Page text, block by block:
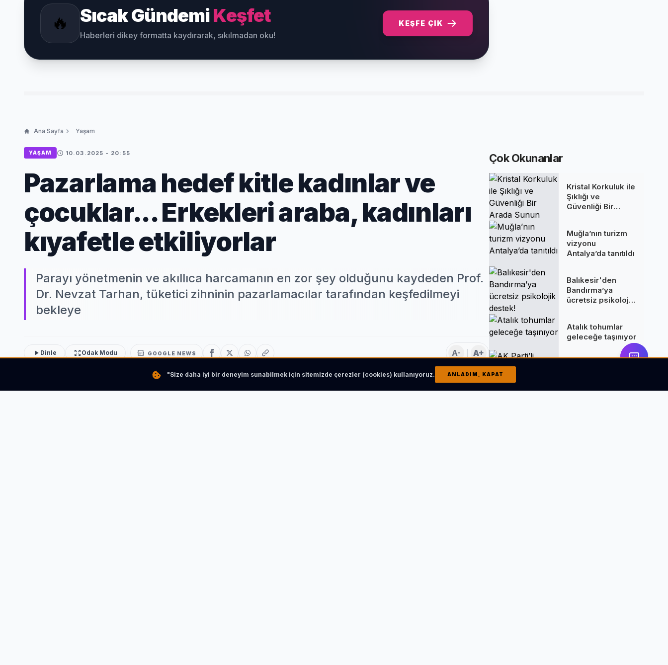
🔥 Sıcak GündemiKeşfet
Haberleri dikey formatta kaydırarak, sıkılmadan oku!
KEŞFE ÇIK
Ana Sayfa Yaşam
YAŞAM 10.03.2025 - 20:55
Pazarlama hedef kitle kadınlar ve
çocuklar... Erkekleri araba, kadınları
kıyafetle etkiliyorlar
Parayı yönetmenin ve akıllıca harcamanın en zor şey olduğunu kaydeden Prof.
Dr. Nevzat Tarhan, tüketici zihninin pazarlamacılar tarafından keşfedilmeyi
bekleye
Dinle Odak Modu GOOGLE NEWS A- A+
Çok Okunanlar
Kristal Korkuluk ile
Şıklığı ve
Güvenliği Bir
Muğla’nın turizm
vizyonu
Antalya’da tanıtıldı
Balıkesir'den
Bandırma’ya
ücretsiz psikolojik
Atalık tohumlar
geleceğe taşınıyor
değerlendirmesi
"Size daha iyi bir deneyim sunabilmek için sitemizde çerezler (cookies) kullanıyoruz. ANLADIM, KAPAT